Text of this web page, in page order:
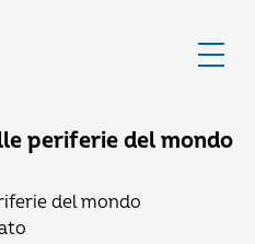
periferie del mondo
del mondo